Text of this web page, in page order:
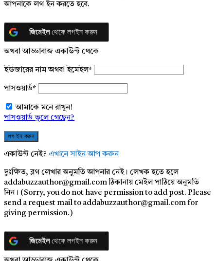
আপনাকে লগ ইন করতে হবে.
জিমেইলথেকে লগইন করুন
অথবা আড্ডাবাজ একাউন্ট থেকে
ইউজারের নাম অথবা ইমেইল*
পাসওয়ার্ড*
আমাকে মনে রাখুন!
পাসওয়ার্ড ভুলে গেছেন?
একাউন্ট নেই? এখানে সাইন আপ করুন
দুঃক্ষিত, ব্লগ লেখার অনুমতি আপনার নেই। লেখক হতে হলে
addabuzzauthor@gmail.com ঠিকানায় মেইল পাঠিয়ে অনুমতি
নিন। (Sorry, you do not have permission to add post. Please
send a request mail to addabuzzauthor@gmail.com for
giving permission.)
জিমেইলথেকে লগইন করুন